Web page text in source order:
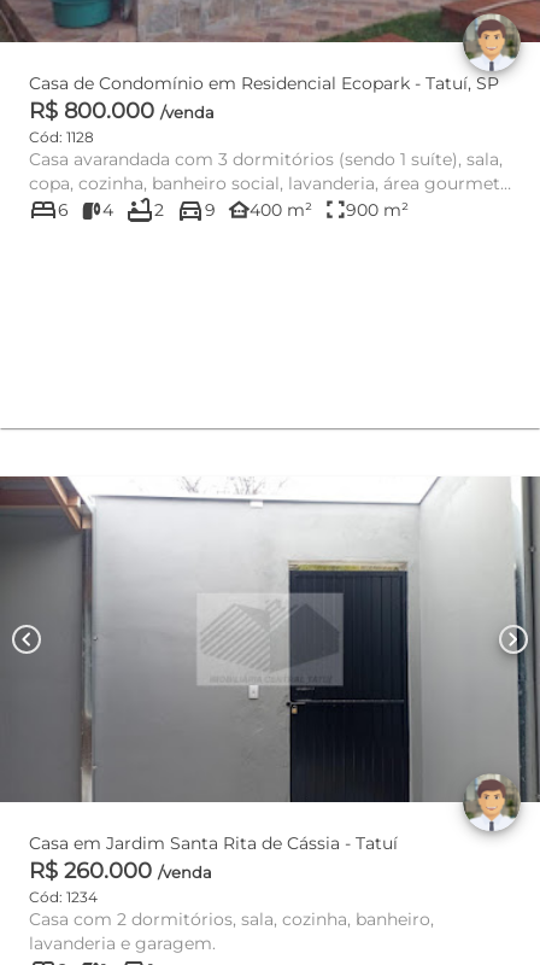
Casa de Condomínio em Residencial Ecopark - Tatuí, SP
R$ 800.000 /venda
Cód: 1128
Casa avarandada com 3 dormitórios (sendo 1 suíte), sala,
copa, cozinha, banheiro social, lavanderia, área gourmet
com c...
bed6 4 bathtub2 directions_car9 other_houses400 m² fullscreen900 m²
chevron_left chevron_right
Casa em Jardim Santa Rita de Cássia - Tatuí
R$ 260.000 /venda
Cód: 1234
Casa com 2 dormitórios, sala, cozinha, banheiro,
lavanderia e garagem.